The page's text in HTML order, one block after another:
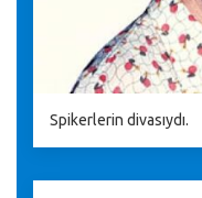
Spikerlerin divasıydı.